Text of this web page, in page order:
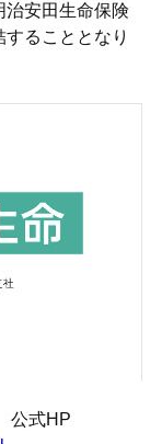
治安田生命保険
ることとなり
公式HP